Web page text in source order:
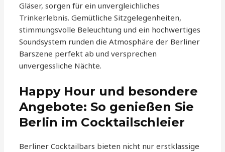
Gläser, sorgen für ein unvergleichliches
Trinkerlebnis. Gemütliche Sitzgelegenheiten,
stimmungsvolle Beleuchtung und ein hochwertiges
Soundsystem runden die Atmosphäre der Berliner
Barszene perfekt ab und versprechen
unvergessliche Nächte.
Happy Hour und besondere
Angebote: So genießen Sie
Berlin im Cocktailschleier
Berliner Cocktailbars bieten nicht nur erstklassige